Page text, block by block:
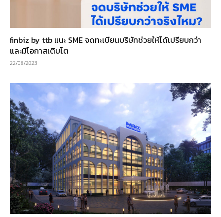
finbiz by ttb แนะ SME จดทะเบียนบริษัทช่วยให้ได้เปรียบกว่า
และมีโอกาสเติบโต
22/08/2023